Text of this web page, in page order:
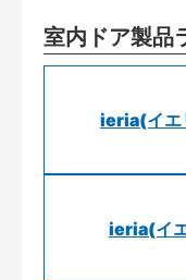
室内ドア製品
ieria(イエ
ieria(イ